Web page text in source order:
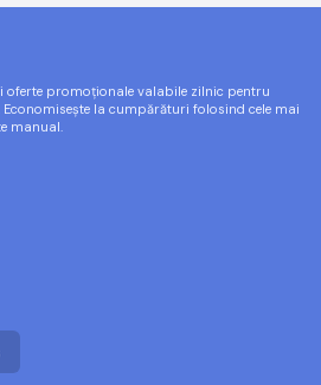
oferte promoționale valabile zilnic pentru
la cumpărături folosind cele mai
manual.